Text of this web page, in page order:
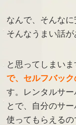
なんで、そんなに
そんなうまい話が
と思ってしまい
で、セルフバッ
す。レンタルサ
とで、自分のサ
使ってもらえるの